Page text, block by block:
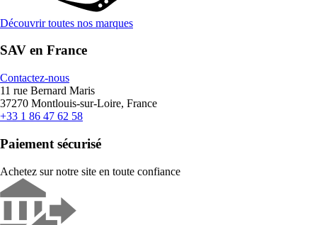
Découvrir toutes nos marques
SAV en France
Contactez-nous
11 rue Bernard Maris
37270 Montlouis-sur-Loire, France
+33 1 86 47 62 58
Paiement sécurisé
Achetez sur notre site en toute confiance